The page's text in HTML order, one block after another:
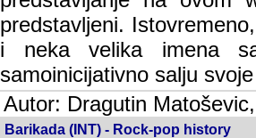
predstavljeni.
i neka velika imena
samoinicijativno salju
Autor: Dragutin
Barikada (INT) - Rock-pop history